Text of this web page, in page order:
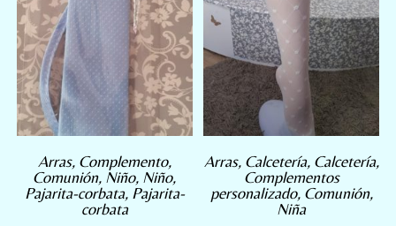
Arras, Complemento,
Comunión, Niño, Niño,
Pajarita-corbata, Pajarita-
corbata
Arras, Calcetería, Calcetería,
Complementos
personalizado, Comunión,
Niña